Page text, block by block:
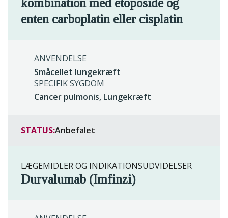
kombination med etoposide og
enten carboplatin eller cisplatin
ANVENDELSE
Småcellet lungekræft
SPECIFIK SYGDOM
Cancer pulmonis, Lungekræft
STATUS:Anbefalet
LÆGEMIDLER OG INDIKATIONSUDVIDELSER
Durvalumab (Imfinzi)